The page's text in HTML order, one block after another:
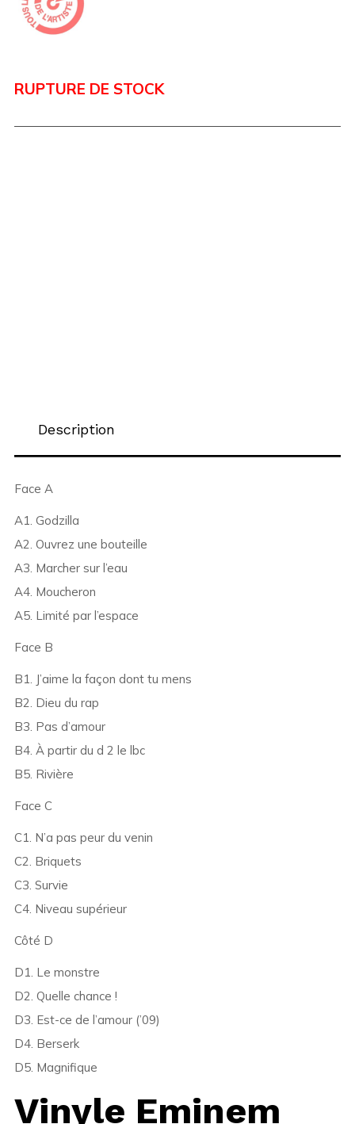
RUPTURE DE STOCK
Description
Face A
A1. Godzilla
A2. Ouvrez une bouteille
A3. Marcher sur l’eau
A4. Moucheron
A5. Limité par l’espace
Face B
B1. J’aime la façon dont tu mens
B2. Dieu du rap
B3. Pas d’amour
B4. À partir du d 2 le lbc
B5. Rivière
Face C
C1. N’a pas peur du venin
C2. Briquets
C3. Survie
C4. Niveau supérieur
Côté D
D1. Le monstre
D2. Quelle chance !
D3. Est-ce de l’amour (’09)
D4. Berserk
D5. Magnifique
Vinyle Eminem